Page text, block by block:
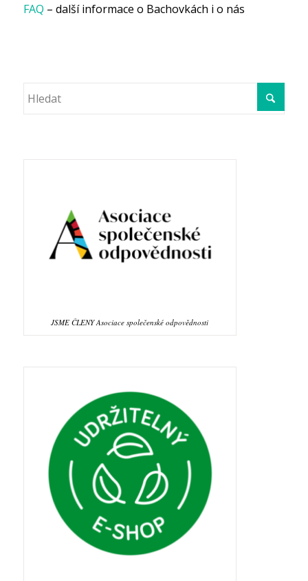
FAQ – další informace o Bachovkách i o nás
JSME ČLENY Asociace společenské odpovědnosti